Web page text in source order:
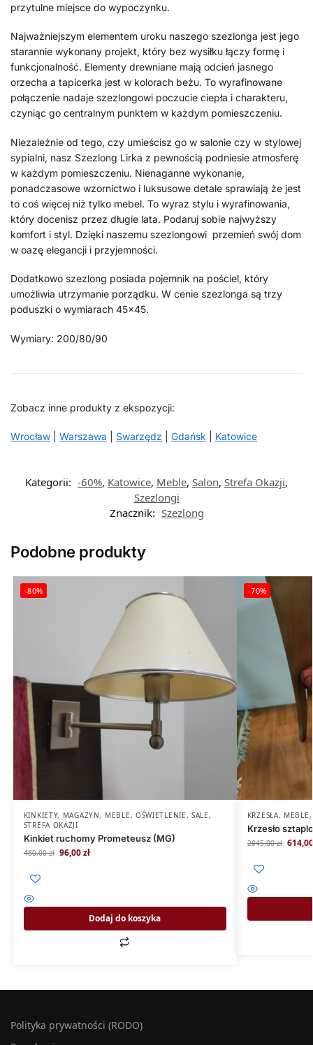
przytulne miejsce do wypoczynku.
Najważniejszym elementem uroku naszego szezlonga jest jego
starannie wykonany projekt, który bez wysiłku łączy formę i
funkcjonalność. Elementy drewniane mają odcień jasnego
orzecha a tapicerka jest w kolorach beżu. To wyrafinowane
połączenie nadaje szezlongowi poczucie ciepła i charakteru,
czyniąc go centralnym punktem w każdym pomieszczeniu.
Niezależnie od tego, czy umieścisz go w salonie czy w stylowej
sypialni, nasz Szezlong Lirka z pewnością podniesie atmosferę
w każdym pomieszczeniu. Nienaganne wykonanie,
ponadczasowe wzornictwo i luksusowe detale sprawiają że jest
to coś więcej niż tylko mebel. To wyraz stylu i wyrafinowania,
który docenisz przez długie lata. Podaruj sobie najwyższy
komfort i styl. Dzięki naszemu szezlongowi przemień swój dom
w oazę elegancji i przyjemności.
Dodatkowo szezlong posiada pojemnik na pościel, który
umożliwia utrzymanie porządku. W cenie szezlonga są trzy
poduszki o wymiarach 45×45.
Wymiary: 200/80/90
Zobacz inne produkty z ekspozycji:
Wrocław Warszawa Swarzędz Gdańsk Katowice
Kategorii: -60%, Katowice, Meble, Salon, Strefa Okazji,
Szezlongi
Znacznik: Szezlong
Podobne produkty
-80%
KINKIETY, MAGAZYN, MEBLE, OŚWIETLENIE,SALE,
STREFA OKAZJI
Kinkiet ruchomy Prometeusz (MG)
480,00zł 96,00zł
Dodaj do koszyka
-70%
KRZESŁA, MEBLE
Krzesło
2045,00zł
Polityka prywatności (RODO)